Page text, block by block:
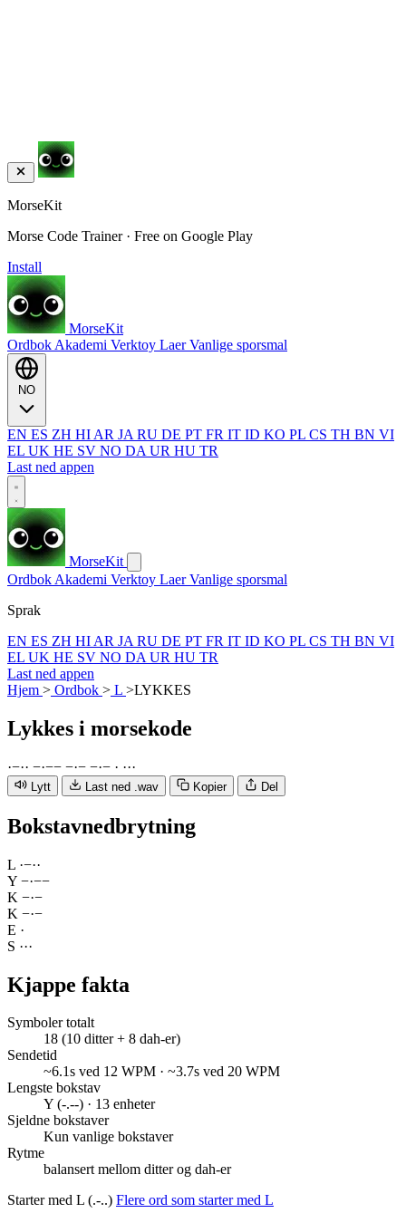
MorseKit
Morse Code Trainer · Free on Google Play
Install
MorseKit
Ordbok Akademi Verktoy LaerVanlige sporsmal
EN ES ZH HI AR JA RU DE PT FR IT ID KO PL CS TH BN VI
EL UK HE SV NO DA UR HU TR
Last ned appen
MorseKit
Ordbok Akademi Verktoy LaerVanlige sporsmal
Sprak
EN ES ZH HI AR JA RU DE PT FR IT ID KO PL CS TH BN VI
EL UK HE SV NO DA UR HU TR
Last ned appen
Hjem > Ordbok > L >LYKKES
Lykkes i morsekode
·−·· −·−− −·− −·− · ···
Lytt Last ned .wav Kopier Del
Bokstavnedbrytning
L ·−··
Y −·−−
K −·−
K −·−
E ·
S ···
Kjappe fakta
Symboler totalt
18 (10 ditter + 8 dah-er)
Sendetid
~6.1s ved 12 WPM · ~3.7s ved 20 WPM
Lengste bokstav
Y (-.--) · 13 enheter
Sjeldne bokstaver
Kun vanlige bokstaver
Rytme
balansert mellom ditter og dah-er
Starter med L (.-..) Flere ord som starter med L